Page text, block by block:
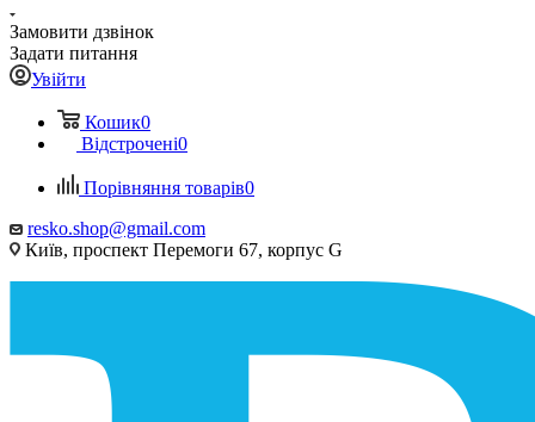
Замовити дзвінок
Задати питання
Увійти
Кошик0
Відстрочені0
Порівняння товарів0
resko.shop@gmail.com
Київ, проспект Перемоги 67, корпус G